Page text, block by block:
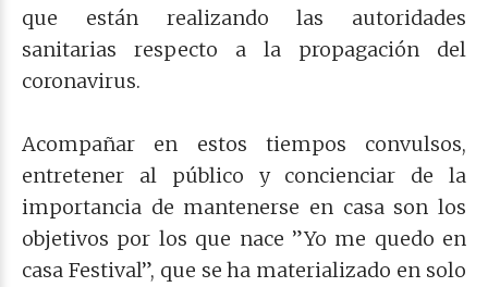
que están realizando las autoridades
sanitarias respecto a la propagación del
coronavirus.
Acompañar en estos tiempos convulsos,
entretener al público y concienciar de la
importancia de mantenerse en casa son los
objetivos por los que nace ”Yo me quedo en
casa Festival”, que se ha materializado en solo